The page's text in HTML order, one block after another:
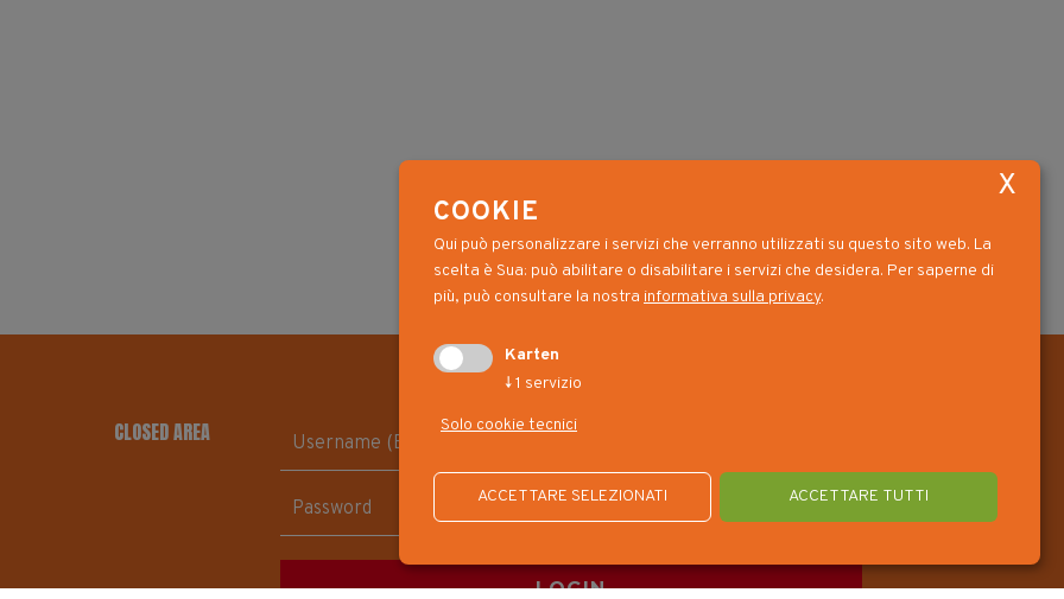
CLOSED AREA
COOKIE
Qui può personalizzare i servizi che verranno utilizzati su questo sito web. La
scelta è Sua: può abilitare o disabilitare i servizi che desidera. Per saperne di
più, può consultare la nostra informativa sulla privacy.
Karten
↓1 servizio
Solo cookie tecnici
ACCETTARE SELEZIONATI ACCETTARE TUTTI